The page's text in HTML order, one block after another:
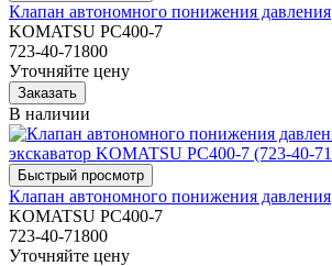
Клапан автономного понижения давления
KOMATSU PC400-7
723-40-71800
Уточняйте цену
В наличии
Клапан автономного понижения давления
KOMATSU PC400-7
723-40-71800
Уточняйте цену